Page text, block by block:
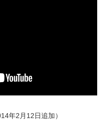
年2月12日追加）